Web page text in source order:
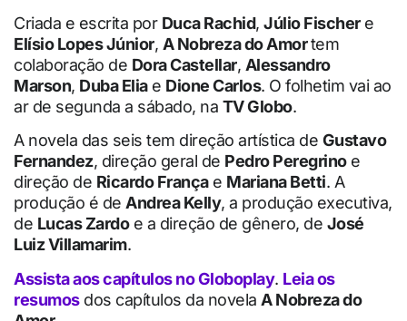
Criada e escrita por Duca Rachid, Júlio Fischere
Elísio Lopes Júnior, A Nobreza do Amortem
colaboração de Dora Castellar, Alessandro
Marson, Duba Eliae Dione Carlos. O folhetim vai ao
ar de segunda a sábado, na TV Globo.
A novela das seis tem direção artística de Gustavo
Fernandez, direção geral de Pedro Peregrinoe
direção de Ricardo Françae Mariana Betti. A
produção é de Andrea Kelly, a produção executiva,
de Lucas Zardoe a direção de gênero, de José
Luiz Villamarim.
Assista aos capítulos no Globoplay. Leia os
resumosdos capítulos da novela A Nobreza do